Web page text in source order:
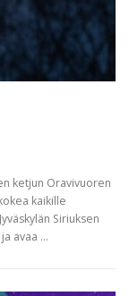
ketjun Oravivuoren
kaikille
Siriuksen
avaa …